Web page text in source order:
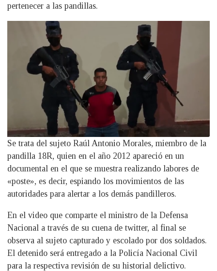
pertenecer a las pandillas.
Se trata del sujeto Raúl Antonio Morales, miembro de la
pandilla 18R, quien en el año 2012 apareció en un
documental en el que se muestra realizando labores de
«poste», es decir, espiando los movimientos de las
autoridades para alertar a los demás pandilleros.
En el video que comparte el ministro de la Defensa
Nacional a través de su cuena de twitter, al final se
observa al sujeto capturado y escolado por dos soldados.
El detenido será entregado a la Policía Nacional Civil
para la respectiva revisión de su historial delictivo.